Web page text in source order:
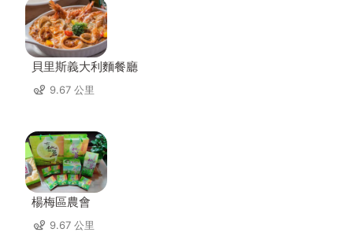
貝里斯義大利麵餐廳
9.67 公里
楊梅區農會
9.67 公里